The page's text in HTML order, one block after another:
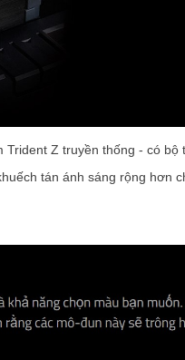
Z truyền thống - có bộ
tán ánh sáng rộng hơn